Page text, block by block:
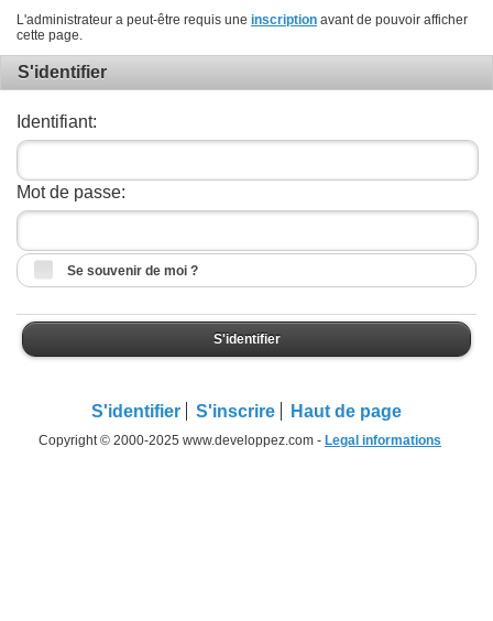
L'administrateur a peut-être requis une inscription avant de pouvoir afficher
cette page.
S'identifier
Identifiant:
Mot de passe:
Se souvenir de moi ?
S'identifier
S'identifier S'inscrire Haut de page
Copyright © 2000-2025 www.developpez.com - Legal informations